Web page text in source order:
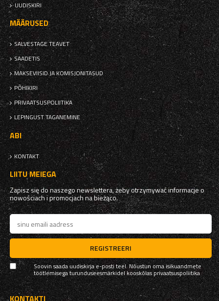
UUDISKIRI
MÄÄRUSED
SALVESTAGE TEAVET
SAADETIS
MAKSEVIISID JA KOMISJONITASUD
PÕHIKIRI
PRIVAATSUSPOLIITIKA
LEPINGUST TAGANEMINE
ABI
KONTAKT
LIITU MEIEGA
Zapisz się do naszego newslettera, żeby otrzymywać informacje o
nowościach i promocjach na bieżąco.
REGISTREERI
Soovin saada uudiskirja e-posti teel. Nõustun oma isikuandmete
töötlemisega turunduseesmärkidel kooskõlasprivaatsuspoliitika